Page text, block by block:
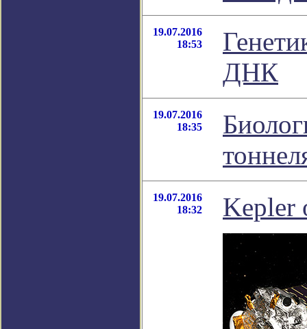
19.07.2016
18:53
ДНК
19.07.2016
18:35
19.07.2016
18:32
Kepler